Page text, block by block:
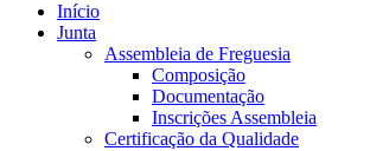
Início
Junta
Assembleia de Freguesia
Composição
Documentação
Inscrições Assembleia
Certificação da Qualidade